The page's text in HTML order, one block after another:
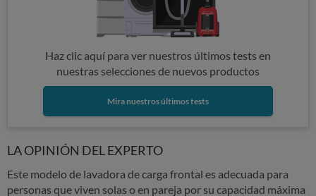
Haz clic aquí para ver nuestros últimos tests en
nuestras selecciones de nuevos productos
Mira nuestros últimos tests
LA OPINIÓN DEL EXPERTO
Este modelo de lavadora de carga frontal es adecuada para
personas que viven solas o en pareja por su capacidad máxima